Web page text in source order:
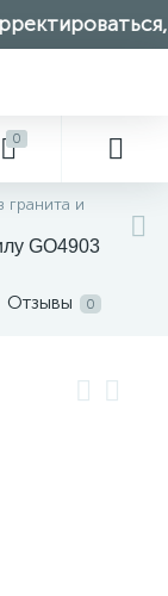
0
и
GO4903
Отзывы 0